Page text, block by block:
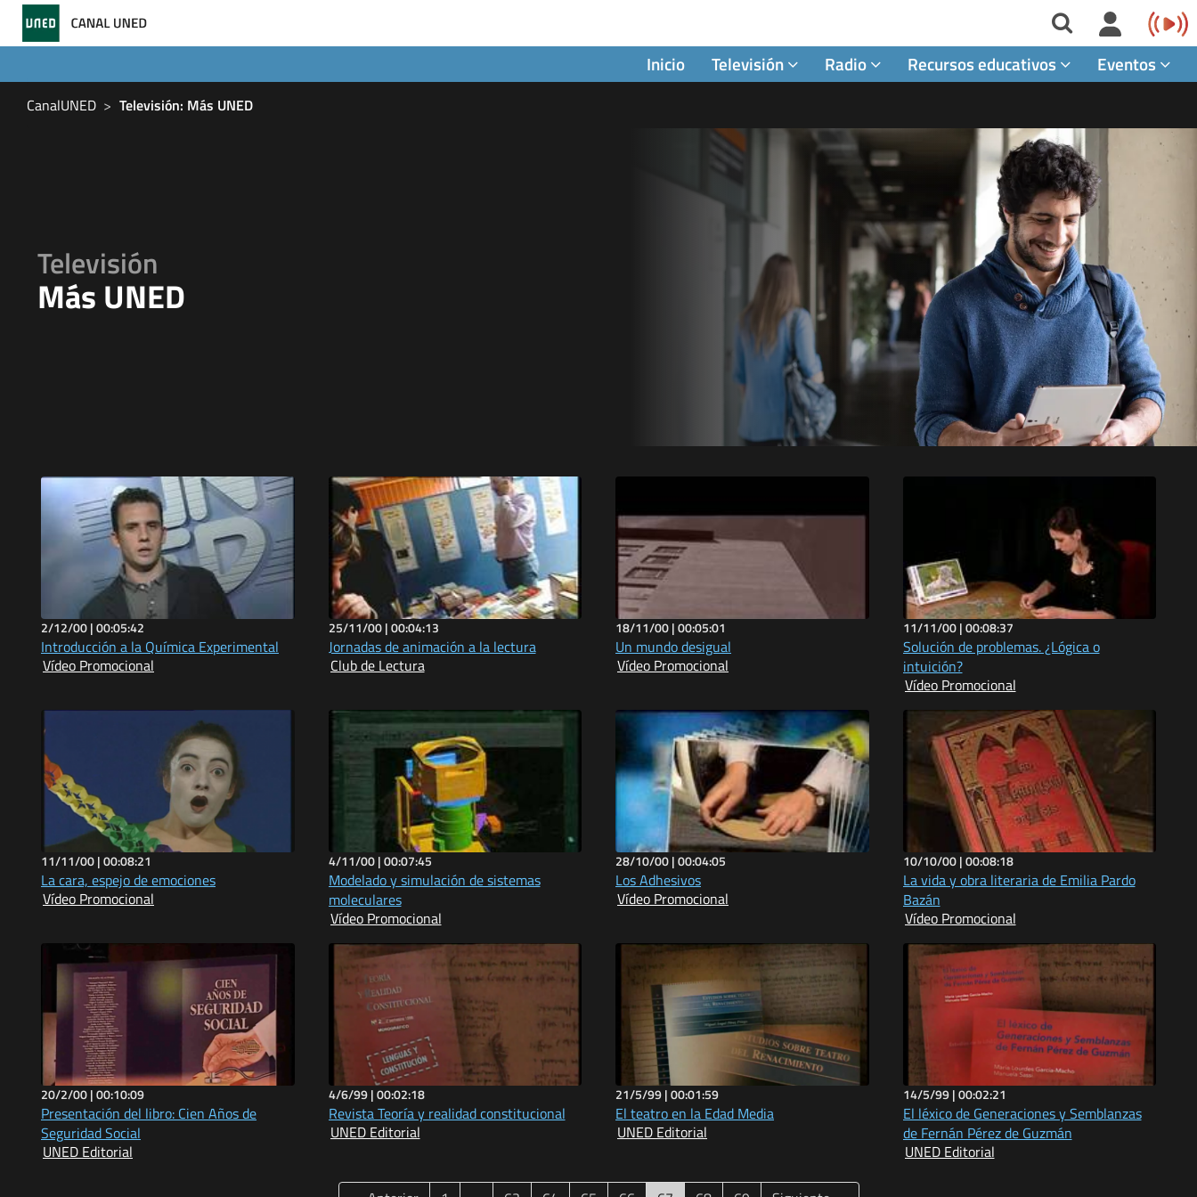
Inicio Televisión Radio Recursos educativos Eventos
CanalUNED Televisión: Más UNED
Televisión
Más UNED
2/12/00 |00:05:42
Introducción a la Química Experimental
Vídeo Promocional
25/11/00 |00:04:13
Jornadas de animación a la lectura
Club de Lectura
18/11/00 |00:05:01
Un mundo desigual
Vídeo Promocional
11/11/00 |00:08:37
Solución de problemas. ¿Lógica o
intuición?
Vídeo Promocional
11/11/00 |00:08:21
La cara, espejo de emociones
Vídeo Promocional
4/11/00 |00:07:45
Modelado y simulación de sistemas
moleculares
Vídeo Promocional
28/10/00 |00:04:05
Los Adhesivos
Vídeo Promocional
10/10/00 |00:08:18
La vida y obra literaria de Emilia Pardo
Bazán
Vídeo Promocional
20/2/00 |00:10:09
Presentación del libro: Cien Años de
Seguridad Social
UNED Editorial
4/6/99 |00:02:18
Revista Teoría y realidad constitucional
UNED Editorial
21/5/99 |00:01:59
El teatro en la Edad Media
UNED Editorial
14/5/99 |00:02:21
El léxico de Generaciones y Semblanzas
de Fernán Pérez de Guzmán
UNED Editorial